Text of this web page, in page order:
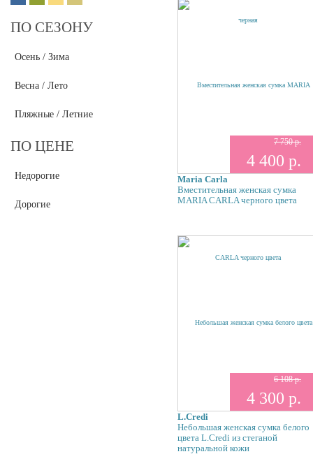
ПО СЕЗОНУ
Осень / Зима
Весна / Лето
Пляжные / Летние
ПО ЦЕНЕ
Недорогие
Дорогие
7 750 р.
4 400 р.
Maria Carla
Вместительная женская сумка
MARIA CARLA черного цвета
6 108 р.
4 300 р.
L.Credi
Небольшая женская сумка белого
цвета L.Credi из стеганой
натуральной кожи